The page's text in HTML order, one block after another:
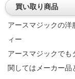
買い取り商品
アースマジックの
ィー
アースマジックでも
関してはメーカー品